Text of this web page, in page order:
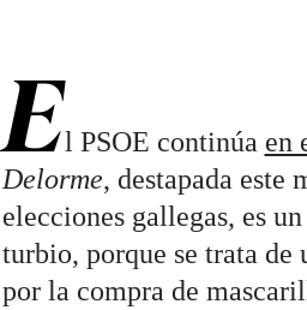
El PSOE continúa en
Delorme, destapada este
elecciones gallegas, es
turbio, porque se trata de
por la compra de